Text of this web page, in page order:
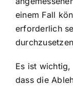
einem Fall
erforderlich
Es ist
dass die